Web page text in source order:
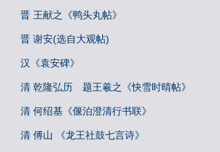
晋 王献之《鸭头丸帖》
晋 谢安(选自大观帖)
汉《袁安碑》
清 乾隆弘历 题王羲之《快雪时晴帖》
清 何绍基《偃泊澄清行书联》
清 傅山 《龙王社鼓七言诗》